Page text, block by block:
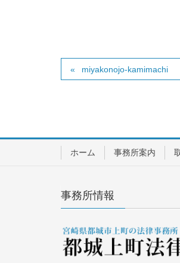
miyakonojo-kamimachi
ホーム 事務所案内
事務所情報